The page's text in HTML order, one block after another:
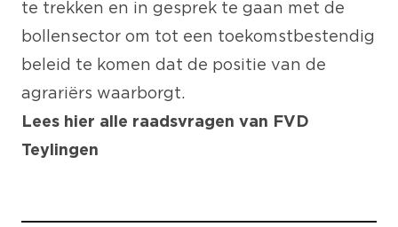
te trekken en in gesprek te gaan met de
bollensector om tot een toekomstbestendig
beleid te komen dat de positie van de
agrariërs waarborgt.
Lees hier alle raadsvragen van FVD
Teylingen